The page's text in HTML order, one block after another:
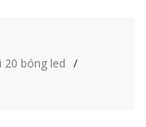
bóng led